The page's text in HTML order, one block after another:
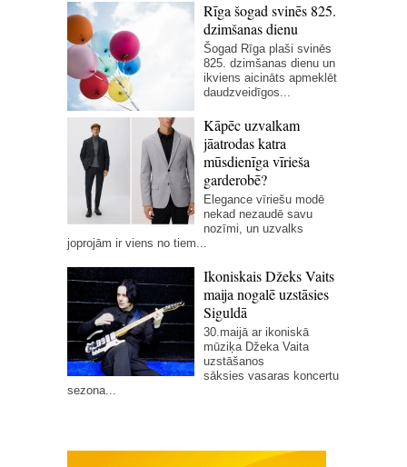
Rīga šogad svinēs 825.
dzimšanas dienu
Šogad Rīga plaši svinēs
825. dzimšanas dienu un
ikviens aicināts apmeklēt
daudzveidīgos...
Kāpēc uzvalkam
jāatrodas katra
mūsdienīga vīrieša
garderobē?
Elegance vīriešu modē
nekad nezaudē savu
nozīmi, un uzvalks
joprojām ir viens no tiem...
Ikoniskais Džeks Vaits
maija nogalē uzstāsies
Siguldā
30.maijā ar ikoniskā
mūziķa Džeka Vaita
uzstāšanos
sāksies vasaras koncertu
sezona...